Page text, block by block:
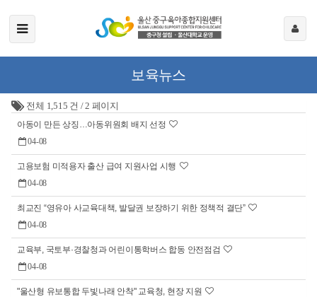
보육뉴스
전체 1,515 건 /2 페이지
아동이 만든 상징…아동위원회 배지 선정
04-08
고용보험 미적용자 출산 급여 지원사업 시행
04-08
최교진 “영유아 사교육대책, 발달권 보장하기 위한 정책적 결단”
04-08
교육부, 국토부·경찰청과 어린이통학버스 합동 안전점검
04-08
"울산형 유보통합 두빛나래 안착" 교육청, 현장 지원